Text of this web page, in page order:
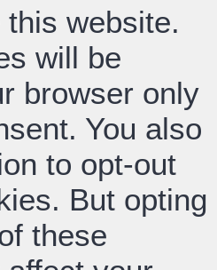
website.
will be
browser only
You also
to opt-out
But opting
these